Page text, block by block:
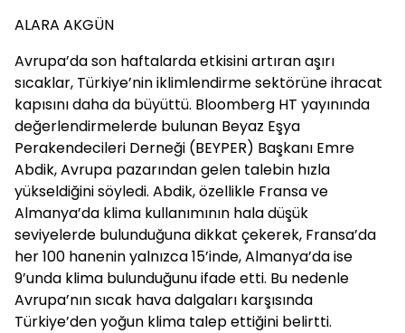
ALARA AKGÜN
Avrupa’da son haftalarda etkisini artıran aşırı
sıcaklar, Türkiye’nin iklimlendirme sektörüne ihracat
kapısını daha da büyüttü. Bloomberg HT yayınında
değerlendirmelerde bulunan Beyaz Eşya
Perakendecileri Derneği (BEYPER) Başkanı Emre
Abdik, Avrupa pazarından gelen talebin hızla
yükseldiğini söyledi. Abdik, özellikle Fransa ve
Almanya’da klima kullanımının hala düşük
seviyelerde bulunduğuna dikkat çekerek, Fransa’da
her 100 hanenin yalnızca 15’inde, Almanya’da ise
9’unda klima bulunduğunu ifade etti. Bu nedenle
Avrupa’nın sıcak hava dalgaları karşısında
Türkiye’den yoğun klima talep ettiğini belirtti.